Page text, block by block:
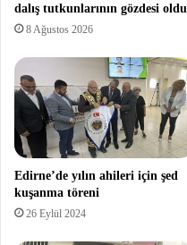
dalış tutkunlarının gözdesi oldu
8 Ağustos 2026
Edirne’de yılın ahileri için şed
kuşanma töreni
26 Eylül 2024